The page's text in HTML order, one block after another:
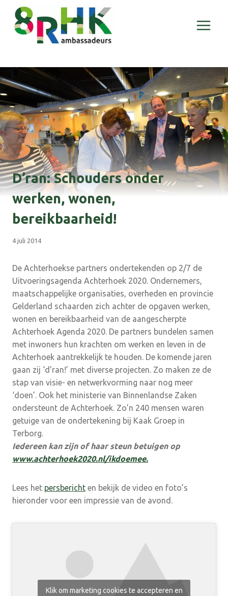
Doorgaan
naar
inhoud
D’ran: Schouders onder
werken, wonen,
bereikbaarheid!
4 juli 2014
De Achterhoekse partners ondertekenden op 2/7 de
Uitvoeringsagenda Achterhoek 2020. Ondernemers,
maatschappelijke organisaties, overheden en provincie
Gelderland schaarden zich achter de opgaven werken,
wonen en bereikbaarheid van de aangescherpte
Achterhoek Agenda 2020. De partners bundelen samen
met inwoners hun krachten om werken en leven in de
Achterhoek aantrekkelijk te houden. De komende jaren
gaan zij ‘d’ran!’ met diverse projecten. Zo maken ze de
stap van visie- en netwerkvorming naar nog meer
‘doen’. Ook het ministerie van Binnenlandse Zaken
ondersteunt de Achterhoek. Zo’n 240 mensen waren
getuige van de ondertekening bij Kaak Groep in
Terborg.
Iedereen kan zijn of haar steun betuigen op
www.achterhoek2020.nl/ikdoemee.
Lees het persbericht en bekijk de video en foto’s
hieronder voor een impressie van de avond.
Klik om marketing cookies te accepteren en